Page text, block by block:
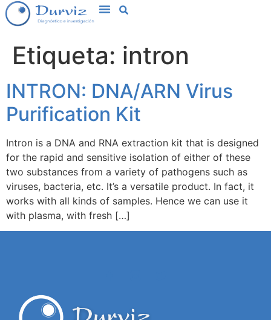
Etiqueta: intron
INTRON: DNA/ARN Virus
Purification Kit
Intron is a DNA and RNA extraction kit that is designed
for the rapid and sensitive isolation of either of these
two substances from a variety of pathogens such as
viruses, bacteria, etc. It’s a versatile product. In fact, it
works with all kinds of samples. Hence we can use it
with plasma, with fresh […]